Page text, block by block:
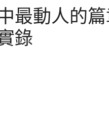
最動人的
錄